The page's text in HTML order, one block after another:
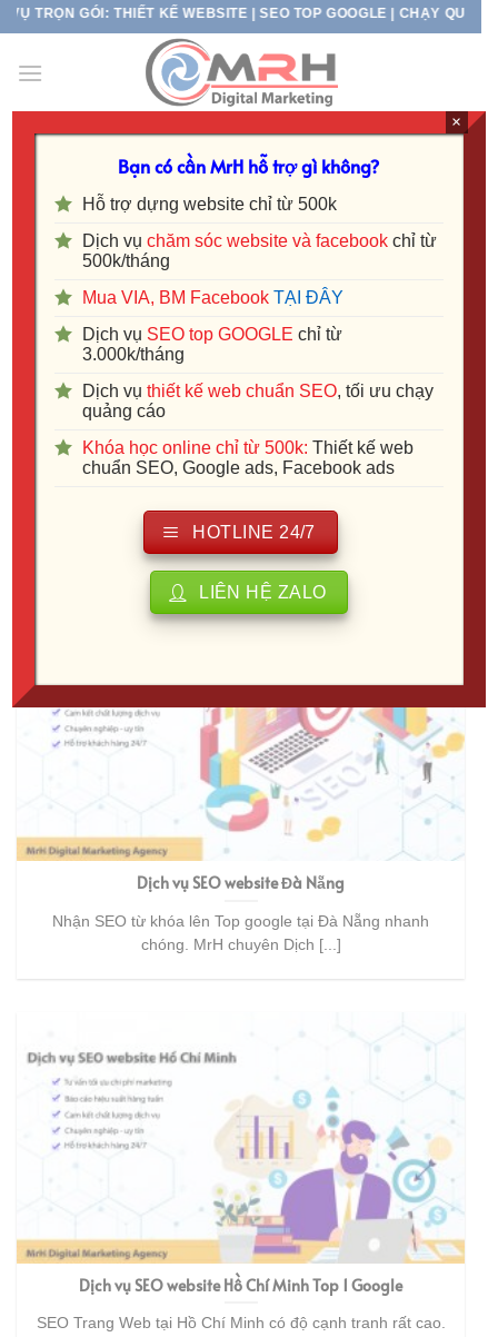
Skip
content
GÓI: THIẾT KẾ WEBSITE | SEO TOP GOOGLE | CHẠY QUẢNG CÁO
TAG ARCHIVES: SEO WEBSITE
Dịch vụ SEO website Bình Dương
Nhận SEO từ khóa lên Top google tại Bình Dương nhanh
chóng. MrH chuyên Dịch [...]
Dịch vụ SEO website Đà Nẵng
Nhận SEO từ khóa lên Top google tại Đà Nẵng nhanh
chóng. MrH chuyên Dịch [...]
Dịch vụ SEO website Hồ Chí Minh Top 1 Google
SEO Trang Web tại Hồ Chí Minh có độ cạnh tranh rất cao.
Bạn có cần MrH hỗ trợ gì không?
Hỗ trợ dựng website chỉ từ 500k
Dịch vụ chăm sóc website và facebookchỉ từ
500k/tháng
Mua VIA, BM Facebook TẠI ĐÂY
Dịch vụ SEO top GOOGLE chỉ từ
3.000k/tháng
Dịch vụ thiết kế web chuẩn SEO, tối ưu chạy
quảng cáo
Khóa học online chỉ từ 500k: Thiết kế web
chuẩn SEO, Google ads, Facebook ads
HOTLINE 24/7
LIÊN HỆ ZALO
×